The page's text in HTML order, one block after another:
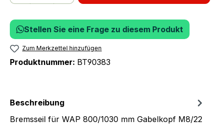
Stellen Sie eine Frage zu diesem Produkt
Zum Merkzettel hinzufügen
Produktnummer: BT90383
Beschreibung
Bremsseil für WAP 800/1030 mm Gabelkopf M8/22